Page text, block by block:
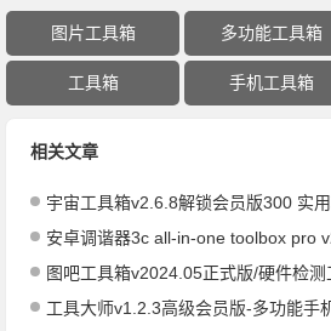
图片工具箱 多功能工具箱
工具箱 手机工具箱
相关文章
宇宙工具箱v2.6.8解锁会员版300 实
安卓调谐器3c all-in-one toolbox pro
图吧工具箱v2024.05正式版/硬件检测
工具大师v1.2.3高级会员版-多功能手